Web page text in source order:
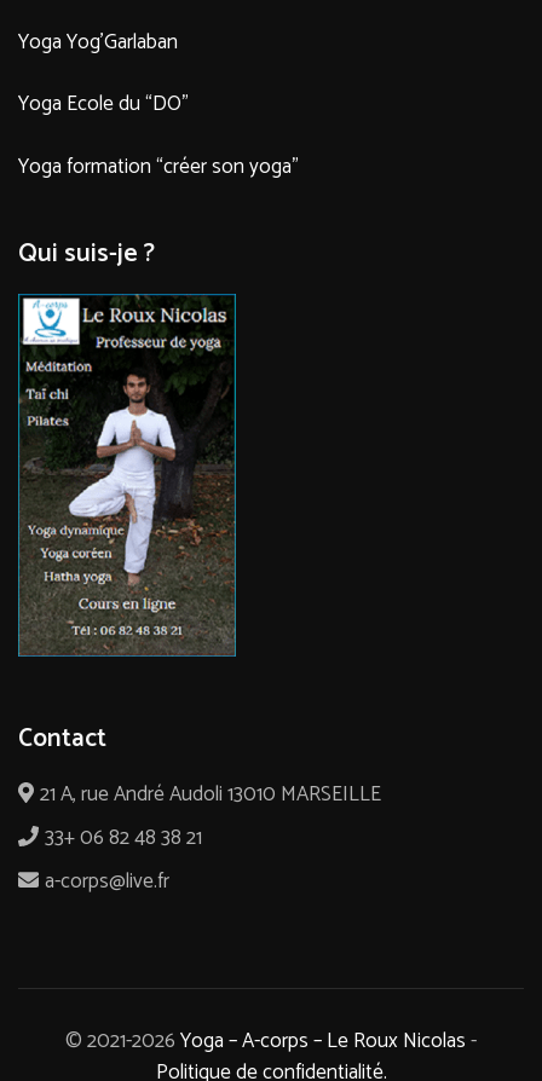
Yoga Yog’Garlaban
Yoga Ecole du “DO”
Yoga formation “créer son yoga”
Qui suis-je ?
Contact
21 A, rue André Audoli 13010 MARSEILLE
33+ 06 82 48 38 21
a-corps@live.fr
© 2021-2026Yoga – A-corps – Le Roux Nicolas-
Politique de confidentialité